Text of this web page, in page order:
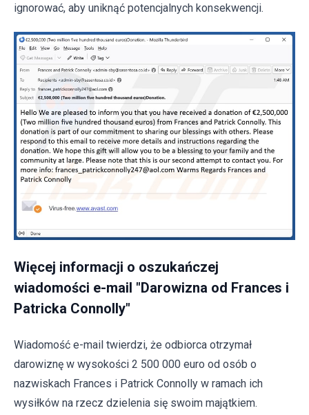
ignorować, aby uniknąć potencjalnych konsekwencji.
Więcej informacji o oszukańczej
wiadomości e-mail "Darowizna od Frances i
Patricka Connolly"
Wiadomość e-mail twierdzi, że odbiorca otrzymał
darowiznę w wysokości 2 500 000 euro od osób o
nazwiskach Frances i Patrick Connolly w ramach ich
wysiłków na rzecz dzielenia się swoim majątkiem.